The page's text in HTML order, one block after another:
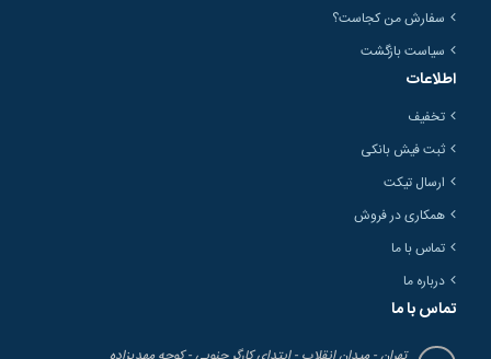
سفارش من کجاست؟
سیاست بازگشت
اطلاعات
تخفیف
ثبت فیش بانکی
ارسال تیکت
همکاری در فروش
تماس با ما
درباره ما
تماس با ما